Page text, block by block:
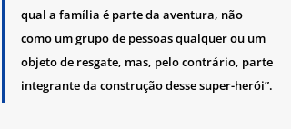
qual a família é parte da aventura, não
como um grupo de pessoas qualquer ou um
objeto de resgate, mas, pelo contrário, parte
integrante da construção desse super-herói”.